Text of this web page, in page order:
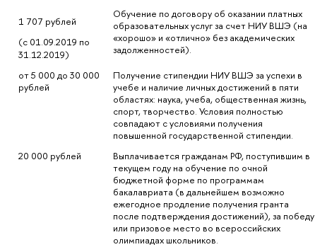
1 707 рублей
(с 01.09.2019 по
31.12.2019)
Обучение по договору об оказании платных
образовательных услуг за счет НИУ ВШЭ (на
«хорошо» и «отлично» без академических
задолженностей).
от 5 000 до 30 000
рублей
Получение стипендии НИУ ВШЭ за успехи в
учебе и наличие личных достижений в пяти
областях: наука, учеба, общественная жизнь,
спорт, творчество. Условия полностью
совпадают с условиями получения
повышенной государственной стипендии.
20 000 рублей
Выплачивается гражданам РФ, поступившим в
текущем году на обучение по очной
бюджетной форме по программам
бакалавриата (в дальнейшем возможно
ежегодное продление получения гранта
после подтверждения достижений), за победу
или призовое место во всероссийских
олимпиадах школьников.